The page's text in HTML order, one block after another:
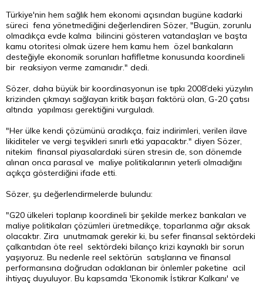
Türkiye'nin hem sağlık hem ekonomi açısından bugüne kadarki
süreci fena yönetmediğini değerlendiren Sözer, "Bugün, zorunlu
olmadıkça evde kalma bilincini gösteren vatandaşları ve başta
kamu otoritesi olmak üzere hem kamu hem özel bankaların
desteğiyle ekonomik sorunları hafifletme konusunda koordineli
bir reaksiyon verme zamanıdır." dedi.
Sözer, daha büyük bir koordinasyonun ise tıpkı 2008’deki yüzyılın
krizinden çıkmayı sağlayan kritik başarı faktörü olan, G-20 çatısı
altında yapılması gerektiğini vurguladı.
"Her ülke kendi çözümünü aradıkça, faiz indirimleri, verilen ilave
likiditeler ve vergi teşvikleri sınırlı etki yapacaktır." diyen Sözer,
nitekim finansal piyasalardaki süren stresin de, son dönemde
alınan onca parasal ve maliye politikalarının yeterli olmadığını
açıkça gösterdiğini ifade etti.
Sözer, şu değerlendirmelerde bulundu:
"G20 ülkeleri toplanıp koordineli bir şekilde merkez bankaları ve
maliye politikaları çözümleri üretmedikçe, toparlanma ağır aksak
olacaktır. Zira unutmamak gerekir ki, bu sefer finansal sektördeki
çalkantıdan öte reel sektördeki bilanço krizi kaynaklı bir sorun
yaşıyoruz. Bu nedenle reel sektörün satışlarına ve finansal
performansına doğrudan odaklanan bir önlemler paketine acil
ihtiyaç duyuluyor. Bu kapsamda 'Ekonomik İstikrar Kalkanı' ve